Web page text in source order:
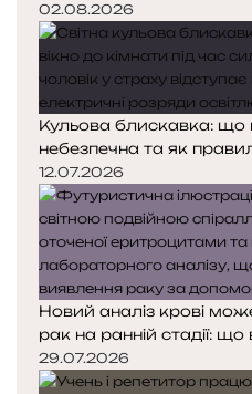
02.08.2026
Кульова блискавка: що
небезпечна та як
12.07.2026
Новий аналіз крові
рак на ранній стадії:
29.07.2026